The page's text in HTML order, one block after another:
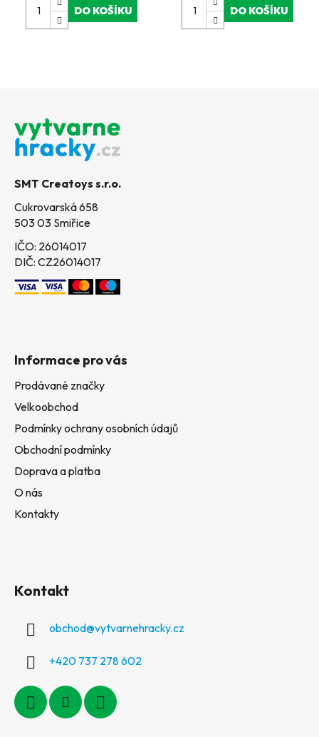
DO KOŠÍKU DO KOŠÍKU
SMT Creatoys s.r.o.
Cukrovarská 658
503 03 Smiřice
IČO: 26014017
DIČ: CZ26014017
Informace pro vás
Prodávané značky
Velkoobchod
Podmínky ochrany osobních údajů
Obchodní podmínky
Doprava a platba
O nás
Kontakty
Kontakt
obchod@vytvarnehracky.cz
+420 737 278 602